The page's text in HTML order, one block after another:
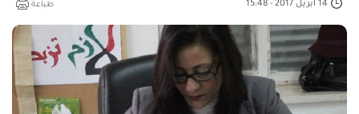
طباعة